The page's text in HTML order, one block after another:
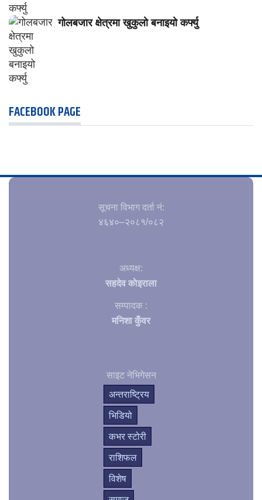
गोलबजार क्षेत्रमा खुकुलो बनाइयो कर्फ्यु
FACEBOOK PAGE
सूचना विभाग दर्ता नं‍:
४६४०–२०८१/०८२
अध्यक्ष:
सहदेव काेइराला
सम्पादक :
मनिशा कुँवर
साइट नेभिगेसन
अन्तराष्ट्रिय
भिडियो
कभर स्टोरी
राशिफल
विशेष